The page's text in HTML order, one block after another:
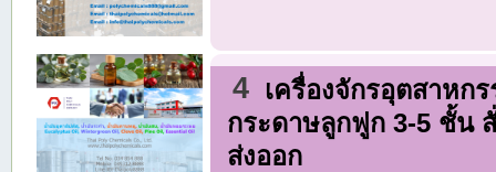
4
เครื่องจักรอุตสาหก
กระดาษลูกฟูก 3-5 ชั้น
ส่งออก